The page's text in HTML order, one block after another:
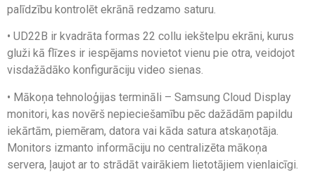
palīdzību kontrolēt ekrānā redzamo saturu.
• UD22B ir kvadrāta formas 22 collu iekštelpu ekrāni, kurus
gluži kā flīzes ir iespējams novietot vienu pie otra, veidojot
visdažādāko konfigurāciju video sienas.
• Mākoņa tehnoloģijas termināli – Samsung Cloud Display
monitori, kas novērš nepieciešamību pēc dažādām papildu
iekārtām, piemēram, datora vai kāda satura atskaņotāja.
Monitors izmanto informāciju no centralizēta mākoņa
servera, ļaujot ar to strādāt vairākiem lietotājiem vienlaicīgi.